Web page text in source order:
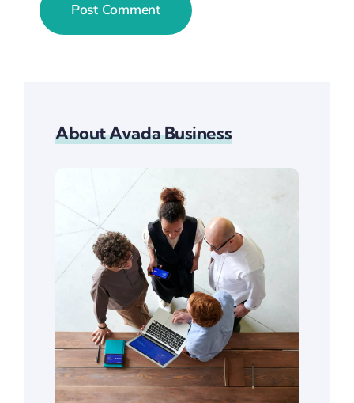
About Avada Business